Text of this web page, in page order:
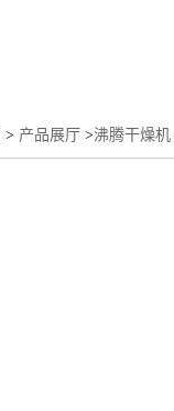
> 产品展厅 >沸腾干燥机